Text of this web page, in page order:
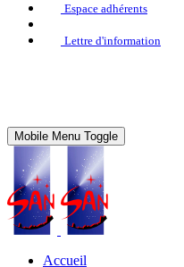
Espace adhérents
Lettre d'information
Mobile Menu Toggle
Accueil